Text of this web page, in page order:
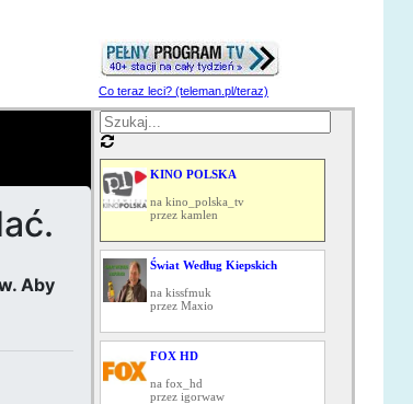
Co teraz leci? (teleman.pl/teraz)
KINO POLSKA
na kino_polska_tv
przez kamlen
Świat Według Kiepskich
na kissfmuk
przez Maxio
FOX HD
na fox_hd
przez igorwaw